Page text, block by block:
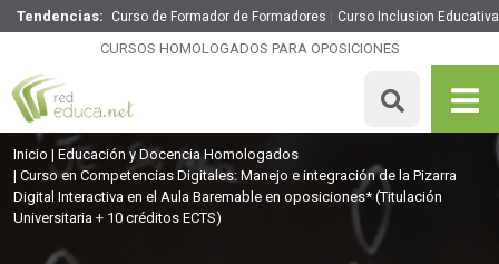
Tendencias: Curso de Formador de Formadores Curso Inclusion Educativa
CURSOS HOMOLOGADOS PARA OPOSICIONES
Curso en Competencias Digitales: Manejo e integración de
la Pizarra Digital Interactiva en el Aula Baremable en
oposiciones*
250 H 10 ECTS
MATRICULARME
Inicio
Educación y Docencia Homologados
Curso en Competencias Digitales: Manejo e integración de la Pizarra
Digital Interactiva en el Aula Baremable en oposiciones* (Titulación
Universitaria + 10 créditos ECTS)